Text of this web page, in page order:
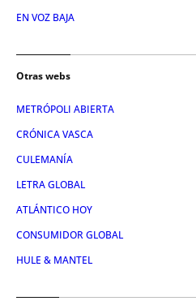
EN VOZ BAJA
Otras webs
METRÓPOLI ABIERTA
CRÓNICA VASCA
CULEMANÍA
LETRA GLOBAL
ATLÁNTICO HOY
CONSUMIDOR GLOBAL
HULE & MANTEL